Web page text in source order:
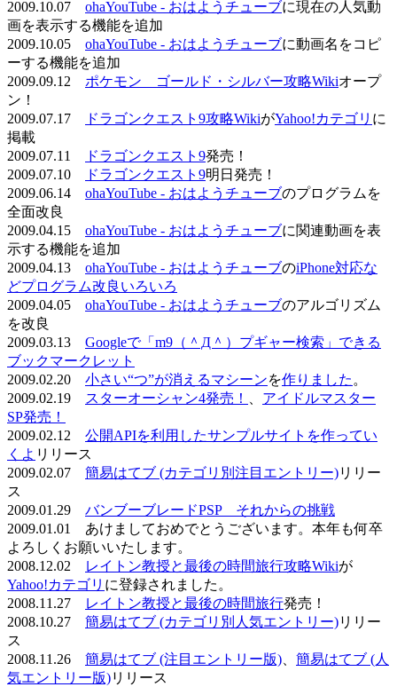
2009.10.07 ohaYouTube - おはようチューブに現在の人気動
画を表示する機能を追加
2009.10.05 ohaYouTube - おはようチューブに動画名をコピ
ーする機能を追加
2009.09.12 ポケモン ゴールド・シルバー攻略Wikiオープ
ン！
2009.07.17
ドラゴンクエスト9攻略WikiがYahoo!カテゴリ に
掲載
2009.07.11
ドラゴンクエスト9発売！
2009.07.10
ドラゴンクエスト9明日発売！
2009.06.14 ohaYouTube - おはようチューブのプログラムを
全面改良
2009.04.15 ohaYouTube - おはようチューブに関連動画を表
示する機能を追加
2009.04.13 ohaYouTube - おはようチューブのiPhone対応な
どプログラム改良いろいろ
2009.04.05 ohaYouTube - おはようチューブのアルゴリズム
を改良
2009.03.13 Googleで「m9（＾Д＾）プギャー検索」できる
ブックマークレット
2009.02.20 小さい“つ”が消えるマシーンを作りました 。
2009.02.19
スターオーシャン4発売！
アイドルマスター
SP発売！
2009.02.12 公開APIを利用したサンプルサイトを作ってい
くよ リリース
2009.02.07 簡易はてブ (カテゴリ別注目エントリー)リリー
ス
2009.01.29 バンブーブレードPSP それからの挑戦
2009.01.01 あけましておめでとうございます。本年も何卒
よろしくお願いいたします。
2008.12.02
レイトン教授と最後の時間旅行攻略Wikiが
Yahoo!カテゴリ に登録されました。
2008.11.27
レイトン教授と最後の時間旅行発売！
2008.10.27 簡易はてブ (カテゴリ別人気エントリー)リリー
ス
2008.11.26 簡易はてブ (注目エントリー版)
簡易はてブ (人
気エントリー版)リリース